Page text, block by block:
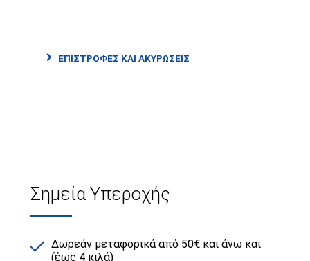
ΕΠΙΣΤΡΟΦΈΣ ΚΑΙ ΑΚΥΡΏΣΕΙΣ
Σημεία Υπεροχής
Δωρεάν μεταφορικά από 50€ και άνω και
(έως 4 κιλά)